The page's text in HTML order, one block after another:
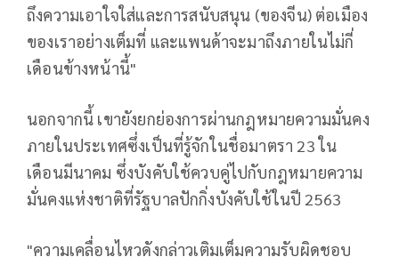
ถึงความเอาใจใส่และการสนับสนุน (ของจีน) ต่อเมือง
ของเราอย่างเต็มที่ และแพนด้าจะมาถึงภายในไม่กี่
เดือนข้างหน้านี้"
นอกจากนี้ เขายังยกย่องการผ่านกฎหมายความมั่นคง
ภายในประเทศซึ่งเป็นที่รู้จักในชื่อมาตรา 23 ใน
เดือนมีนาคม ซึ่งบังคับใช้ควบคู่ไปกับกฎหมายความ
มั่นคงแห่งชาติที่รัฐบาลปักกิ่งบังคับใช้ในปี 2563
"ความเคลื่อนไหวดังกล่าวเติมเต็มความรับผิดชอบ